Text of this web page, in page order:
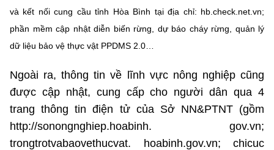
và kết nối cung cầu tỉnh Hòa Bình tại địa chỉ: hb.check.net.vn;
phần mềm cập nhật diễn biến rừng, dự báo cháy rừng, quản lý
dữ liệu bảo vệ thực vật PPDMS 2.0…
Ngoài ra, thông tin về lĩnh vực nông nghiệp cũng
được cập nhật, cung cấp cho người dân qua 4
trang thông tin điện tử của Sở NN&PTNT (gồm
http://sonongnghiep.hoabinh. gov.vn;
trongtrotvabaovethucvat. hoabinh.gov.vn; chicuc